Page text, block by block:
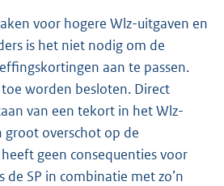
voor hogere Wlz-uitgaven en
is het niet nodig om de
aan te passen.
worden besloten. Direct
van een tekort in het Wlz-
groot overschot op de
geen consequenties voor
de SP in combinatie met zo’n